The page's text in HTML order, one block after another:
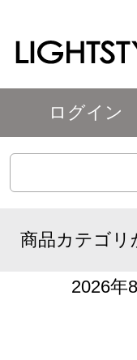
ログイン
商品カテゴリ
2026年